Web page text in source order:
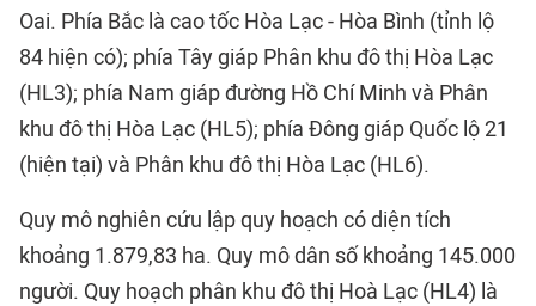
Oai. Phía Bắc là cao tốc Hòa Lạc - Hòa Bình (tỉnh lộ
84 hiện có); phía Tây giáp Phân khu đô thị Hòa Lạc
(HL3); phía Nam giáp đường Hồ Chí Minh và Phân
khu đô thị Hòa Lạc (HL5); phía Đông giáp Quốc lộ 21
(hiện tại) và Phân khu đô thị Hòa Lạc (HL6).
Quy mô nghiên cứu lập quy hoạch có diện tích
khoảng 1.879,83 ha. Quy mô dân số khoảng 145.000
người. Quy hoạch phân khu đô thị Hoà Lạc (HL4) là